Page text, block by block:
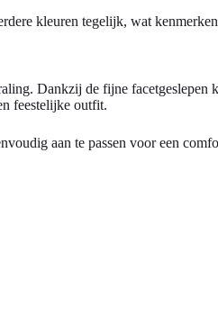
kleuren tegelijk, wat
Dankzij de fijne
feestelijke outfit.
aan te passen voor een